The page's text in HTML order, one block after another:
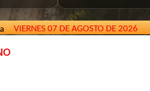
- Buenos Aires - Argentina //
VIERNES 07 DE AGOSTO DE 2026